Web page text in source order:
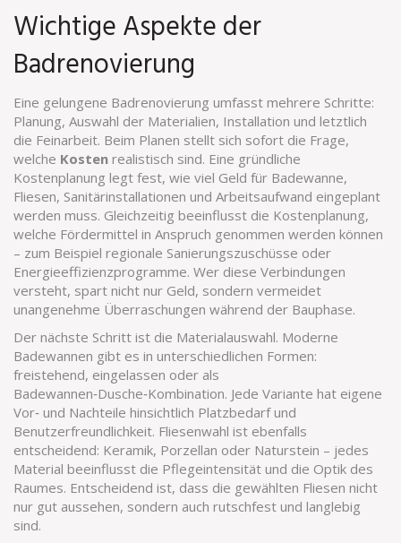
Wichtige Aspekte der
Badrenovierung
Eine gelungene Badrenovierung umfasst mehrere Schritte:
Planung, Auswahl der Materialien, Installation und letztlich
die Feinarbeit. Beim Planen stellt sich sofort die Frage,
welche Kosten realistisch sind. Eine gründliche
Kostenplanung legt fest, wie viel Geld für Badewanne,
Fliesen, Sanitärinstallationen und Arbeitsaufwand eingeplant
werden muss. Gleichzeitig beeinflusst die Kostenplanung,
welche Fördermittel in Anspruch genommen werden können
– zum Beispiel regionale Sanierungszuschüsse oder
Energieeffizienzprogramme. Wer diese Verbindungen
versteht, spart nicht nur Geld, sondern vermeidet
unangenehme Überraschungen während der Bauphase.
Der nächste Schritt ist die Materialauswahl. Moderne
Badewannen gibt es in unterschiedlichen Formen:
freistehend, eingelassen oder als
Badewannen‑Dusche‑Kombination. Jede Variante hat eigene
Vor‑ und Nachteile hinsichtlich Platzbedarf und
Benutzerfreundlichkeit. Fliesenwahl ist ebenfalls
entscheidend: Keramik, Porzellan oder Naturstein – jedes
Material beeinflusst die Pflegeintensität und die Optik des
Raumes. Entscheidend ist, dass die gewählten Fliesen nicht
nur gut aussehen, sondern auch rutschfest und langlebig
sind.